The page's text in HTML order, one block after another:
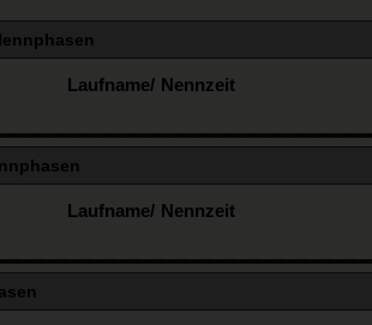
Laufname/ Nennzeit
Laufname/ Nennzeit